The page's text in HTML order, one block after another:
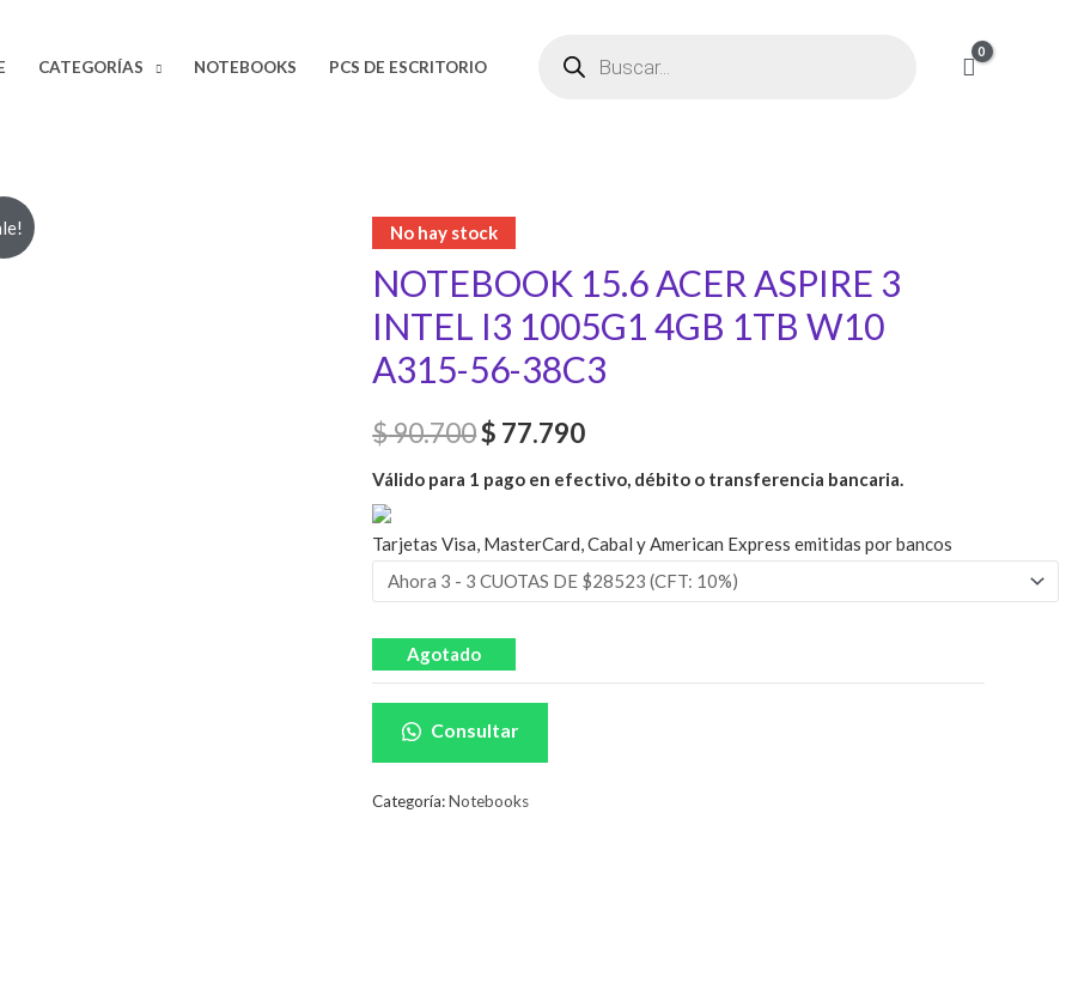
CATEGORÍAS NOTEBOOKS PCS DE ESCRITORIO
No hay stock
NOTEBOOK 15.6 ACER ASPIRE 3
INTEL I3 1005G1 4GB 1TB W10
A315-56-38C3
$90.700
Original
price
was:
$ 90.700.
$ 77.790
price
is:
$ 77.790.
Válido para 1 pago en efectivo, débito o transferencia bancaria.
Tarjetas Visa, MasterCard, Cabal y American Express emitidas por bancos
Agotado
Consultar
Categoría:Notebooks